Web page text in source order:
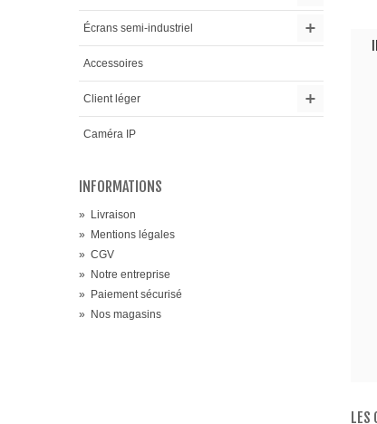
Écrans semi-industriel
Accessoires
Client léger
Caméra IP
INFORMATIONS
»
Livraison
»
Mentions légales
» CGV
»
Notre entreprise
»
Paiement sécurisé
»
Nos magasins
LES